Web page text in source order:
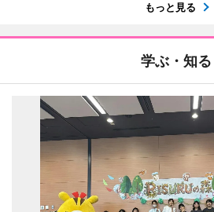
もっと見る
学ぶ・知る